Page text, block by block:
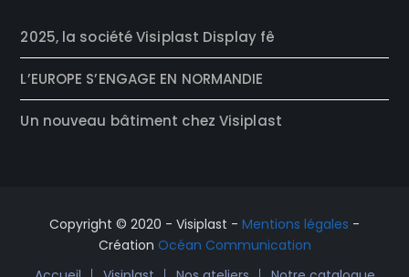
2025, la société Visiplast Display fê
L’EUROPE S’ENGAGE EN NORMANDIE
Un nouveau bâtiment chez Visiplast
Copyright © 2020 - Visiplast - Mentions légales -
Création Océan Communication